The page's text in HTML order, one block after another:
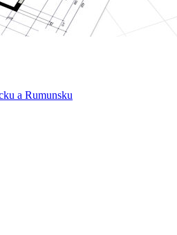
a Rumunsku